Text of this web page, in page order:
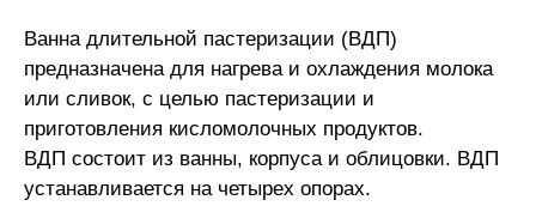
Ванна длительной пастеризации (ВДП)
предназначена для нагрева и охлаждения молока
или сливок, с целью пастеризации и
приготовления кисломолочных продуктов.
ВДП состоит из ванны, корпуса и облицовки. ВДП
устанавливается на четырех опорах.